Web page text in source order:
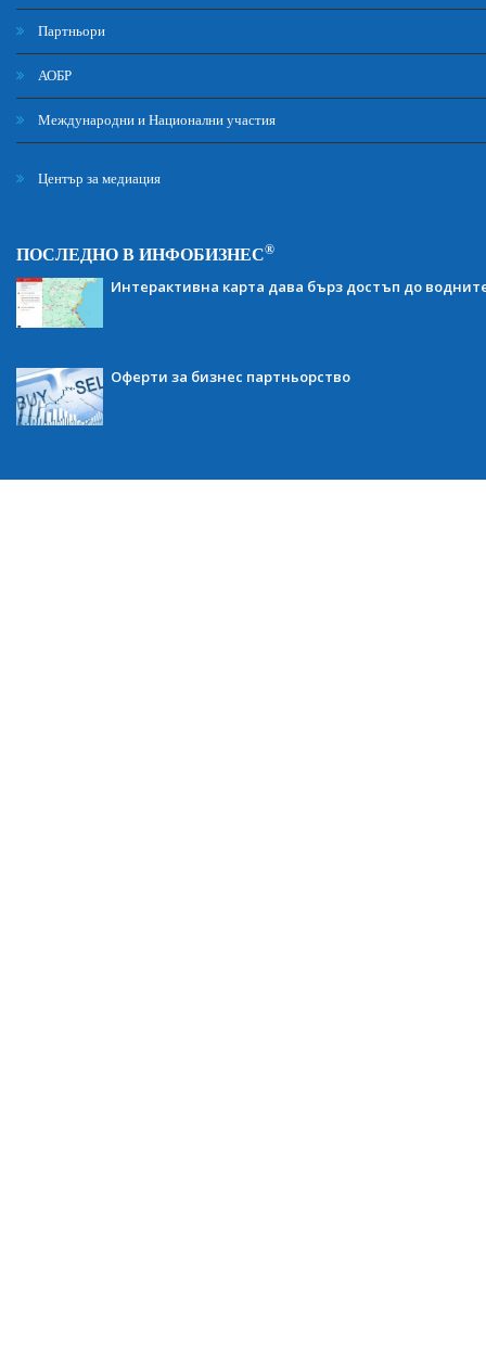
Партньори
АОБР
Международни и Национални участия
Център за медиация
ПОСЛЕДНО В ИНФОБИЗНЕС®
Интерактивна карта дава бърз достъп до
Оферти за бизнес партньорство